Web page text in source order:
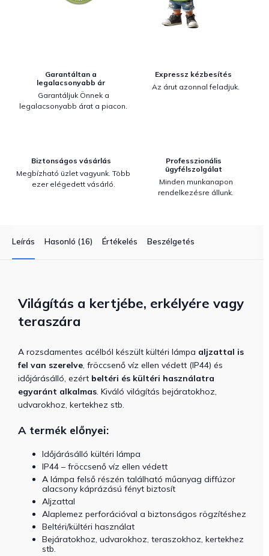
Garantáltan a
legalacsonyabb ár
Garantáljuk Önnek a
legalacsonyabb árat a piacon.
Expressz kézbesítés
Az árut azonnal feladjuk.
Biztonságos vásárlás
Megbízható üzlet vagyunk. Több
ezer elégedett vásárló.
Professzionális
ügyfélszolgálat
Minden munkanapon
rendelkezésre állunk.
Leírás Hasonló (16) Értékelés Beszélgetés
Világítás a kertjébe, erkélyére vagy
teraszára
A rozsdamentes acélból készült kültéri lámpa aljzattal is
fel van szerelve, fröccsenő víz ellen védett (IP44) és
időjárásálló, ezért beltéri és kültéri használatra
egyaránt alkalmas. Kiváló világítás bejáratokhoz,
udvarokhoz, kertekhez stb.
A termék előnyei:
Időjárásálló kültéri lámpa
IP44 – fröccsenő víz ellen védett
A lámpa felső részén található műanyag diffúzor
alacsony káprázású fényt biztosít
Aljzattal
Alaplemez perforációval a biztonságos rögzítéshez
Beltéri/kültéri használat
Bejáratokhoz, udvarokhoz, teraszokhoz, kertekhez
stb.